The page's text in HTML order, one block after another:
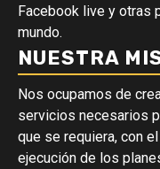
Facebook live y otras
mundo.
NUESTRA
Nos ocupamos de
servicios necesarios
que se requiera, con
ejecución de los